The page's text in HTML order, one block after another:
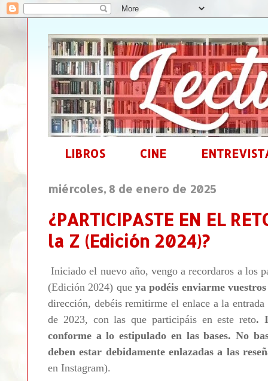
LIBROS CINE
miércoles, 8 de enero de 2025
¿PARTICIPASTE EN EL
la Z (Edición 2024)?
Iniciado el nuevo año, vengo a recordaros a los
(Edición 2024) que ya podéis enviarme
dirección, debéis remitirme el enlace a la
de 2023, con las que participáis en este reto.
conforme a lo estipulado en las bases. No
deben estar debidamente enlazadas a las
en Instagram).